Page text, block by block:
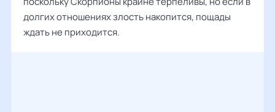
долгих отношениях злость накопится, пощады
ждать не приходится.